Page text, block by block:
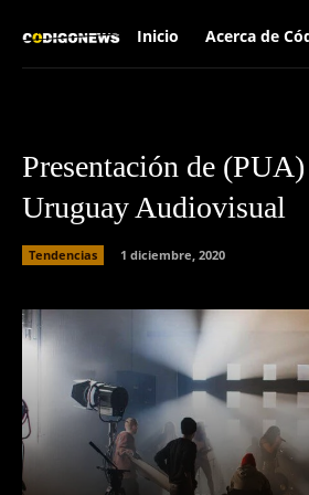
Inicio Acerca de
Presentación de
Uruguay Audiovisual
Tendencias 1 diciembre, 2020